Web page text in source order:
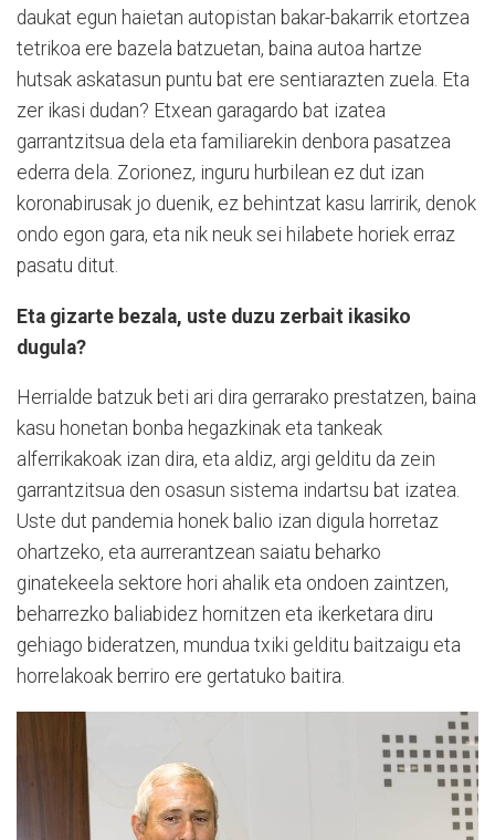
daukat egun haietan autopistan bakar-bakarrik etortzea
tetrikoa ere bazela batzuetan, baina autoa hartze
hutsak askatasun puntu bat ere sentiarazten zuela. Eta
zer ikasi dudan? Etxean garagardo bat izatea
garrantzitsua dela eta familiarekin denbora pasatzea
ederra dela. Zorionez, inguru hurbilean ez dut izan
koronabirusak jo duenik, ez behintzat kasu larririk, denok
ondo egon gara, eta nik neuk sei hilabete horiek erraz
pasatu ditut.
Eta gizarte bezala, uste duzu zerbait ikasiko
dugula?
Herrialde batzuk beti ari dira gerrarako prestatzen, baina
kasu honetan bonba hegazkinak eta tankeak
alferrikakoak izan dira, eta aldiz, argi gelditu da zein
garrantzitsua den osasun sistema indartsu bat izatea.
Uste dut pandemia honek balio izan digula horretaz
ohartzeko, eta aurrerantzean saiatu beharko
ginatekeela sektore hori ahalik eta ondoen zaintzen,
beharrezko baliabidez hornitzen eta ikerketara diru
gehiago bideratzen, mundua txiki gelditu baitzaigu eta
horrelakoak berriro ere gertatuko baitira.